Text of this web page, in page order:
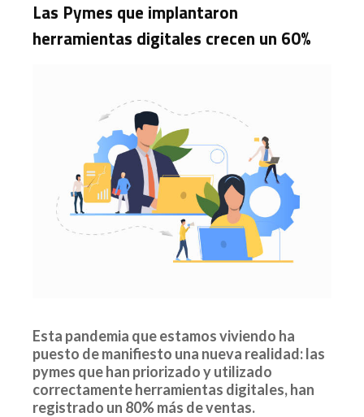
Las Pymes que implantaron
herramientas digitales crecen un 60%
Esta pandemia que estamos viviendo ha
puesto de manifiesto una nueva realidad: las
pymes que han priorizado y utilizado
correctamente herramientas digitales, han
registrado un 80% más de ventas.